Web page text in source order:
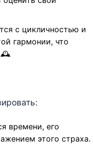
с цикличностью и
гармонии, что
🕰️
времени, его
этого страха.